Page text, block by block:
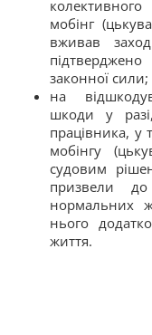
мобінг
вживав
законної сили;
на
шкоди у
працівника, у
мобінгу
судовим
призвели
нормальних
нього
життя.